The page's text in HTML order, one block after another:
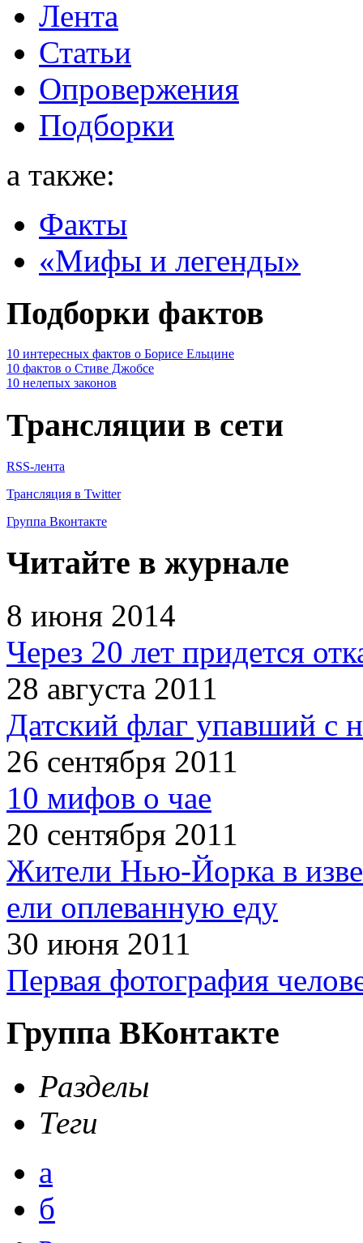
Лента
Статьи
Опровержения
Подборки
а также:
Факты
«Мифы и легенды»
Подборки фактов
10 интересных фактов о Борисе Ельцине
10 фактов о Стиве Джобсе
10 нелепых законов
Трансляции в сети
RSS-лента
Трансляция в Twitter
Группа Вконтакте
Читайте в журнале
8 июня 2014
Через 20 лет придется
28 августа 2011
Датский флаг упавший с
26 сентября 2011
10 мифов о чае
20 сентября 2011
Жители Нью-Йорка в
ели оплеванную еду
30 июня 2011
Первая фотография
Группа ВКонтакте
Разделы
Теги
а
б